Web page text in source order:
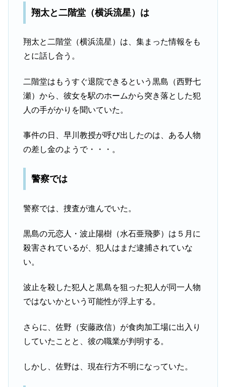
翔太と二階堂（横浜流星）は
翔太と二階堂（横浜流星）は、集まった情報をも
とに話し合う。
二階堂はもうすぐ退院できるという黒島（西野七
瀬）から、彼女を駅のホームから突き落とした犯
人の手がかりを聞いていた。
事件の日、早川教授が呼び出したのは、ある人物
の差し金のようで・・・。
警察では
警察では、捜査が進んでいた。
黒島の元恋人・波止陽樹（水石亜飛夢）は５月に
殺害されているが、犯人はまだ逮捕されていな
い。
波止を殺した犯人と黒島を狙った犯人が同一人物
ではないかという可能性が浮上する。
さらに、佐野（安藤政信）が食肉加工場に出入り
していたことと、彼の職業が判明する。
しかし、佐野は、現在行方不明になっていた。